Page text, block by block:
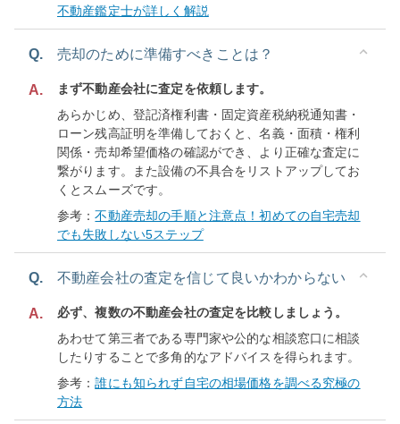
不動産鑑定士が詳しく解説
Q. 売却のために準備すべきことは？
A.
まず不動産会社に査定を依頼します。
あらかじめ、登記済権利書・固定資産税納税通知書・
ローン残高証明を準備しておくと、名義・面積・権利
関係・売却希望価格の確認ができ、より正確な査定に
繋がります。また設備の不具合をリストアップしてお
くとスムーズです。
参考：不動産売却の手順と注意点！初めての自宅売却
でも失敗しない5ステップ
Q. 不動産会社の査定を信じて良いかわからない
A.
必ず、複数の不動産会社の査定を比較しましょう。
あわせて第三者である専門家や公的な相談窓口に相談
したりすることで多角的なアドバイスを得られます。
参考：誰にも知られず自宅の相場価格を調べる究極の
方法